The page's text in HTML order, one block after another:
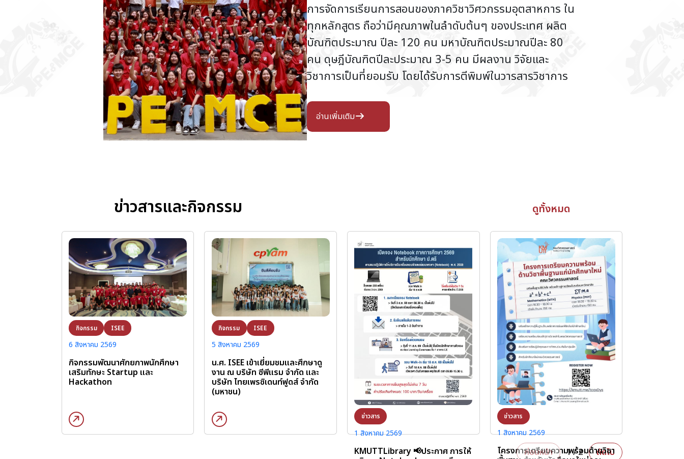
การจัดการเรียนการสอนของภาควิชาวิศวกรรมอุตสาหการ ใน
ทุกหลักสูตร ถือว่ามีคุณภาพในลำดับต้นๆ ของประเทศ ผลิต
บัณฑิตประมาณ ปีละ 120 คน มหาบัณฑิตประมาณปีละ 80
คน ดุษฎีบัณฑิตปีละประมาณ 3-5 คน มีผลงาน วิจัยและ
วิชาการเป็นที่ยอมรับ โดยได้รับการตีพิมพ์ในวารสารวิชาการ
อ่านเพิ่มเติม
ข่าวสารและกิจกรรม ดูทั้งหมด
กิจกรรม ISEE
6 สิงหาคม 2569
กิจกรรมพัฒนาศักยภาพนักศึกษา
เสริมทักษะ Startup และ
Hackathon
กิจกรรม ISEE
5 สิงหาคม 2569
น.ศ. ISEE เข้าเยี่ยมชมและศึกษาดู
งาน ณ บริษัท ซีพีแรม จำกัด และ
บริษัท ไทยเพรซิเดนท์ฟูดส์ จำกัด
(มหาชน)
ข่าวสาร
1 สิงหาคม 2569
KMUTTLibrary 📢ประกาศ การให้
ข่าวสาร
1 สิงหาคม 2569
โครงการเตรียมความพร้อมด้านวิชา
ก่อนหน้า 1 / 2 ถัดไป